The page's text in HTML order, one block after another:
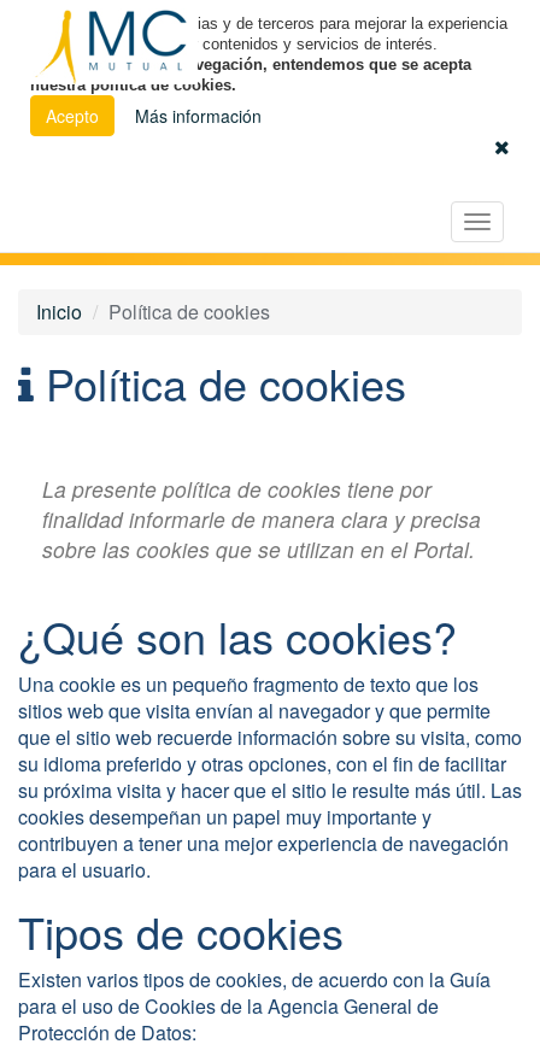
Utilizamos cookies propias y de terceros para mejorar la experiencia
de navegación y ofrecer contenidos y servicios de interés.
Al continuar con la navegación, entendemos que se acepta
nuestra política de cookies.
Acepto Más información
Toggle
Licitación Electrónica
Inicio Política de cookies
Política de cookies
La presente política de cookies tiene por
finalidad informarle de manera clara y precisa
sobre las cookies que se utilizan en el Portal.
¿Qué son las cookies?
Una cookie es un pequeño fragmento de texto que los
sitios web que visita envían al navegador y que permite
que el sitio web recuerde información sobre su visita, como
su idioma preferido y otras opciones, con el fin de facilitar
su próxima visita y hacer que el sitio le resulte más útil. Las
cookies desempeñan un papel muy importante y
contribuyen a tener una mejor experiencia de navegación
para el usuario.
Tipos de cookies
Existen varios tipos de cookies, de acuerdo con la Guía
para el uso de Cookies de la Agencia General de
Protección de Datos: